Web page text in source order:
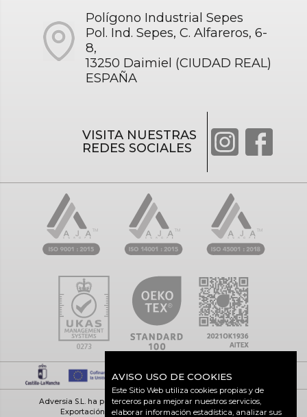
Polígono Industrial Sepes
Pol. Ind. Sepes, C. Alfareros, 6-
8,
13250 Daimiel (CIUDAD REAL)
ESPAÑA
VISITA NUESTRAS
REDES SOCIALES
Adversia S.L. ha participado en el Programa de Iniciación a la
Exportación ICEX-Next, y ha contado con el apoyo
AVISO USO DE COOKIES
Este Sitio Web utiliza cookies propias y de
terceros para mejorar nuestros servicios,
elaborar información estadística, analizar sus